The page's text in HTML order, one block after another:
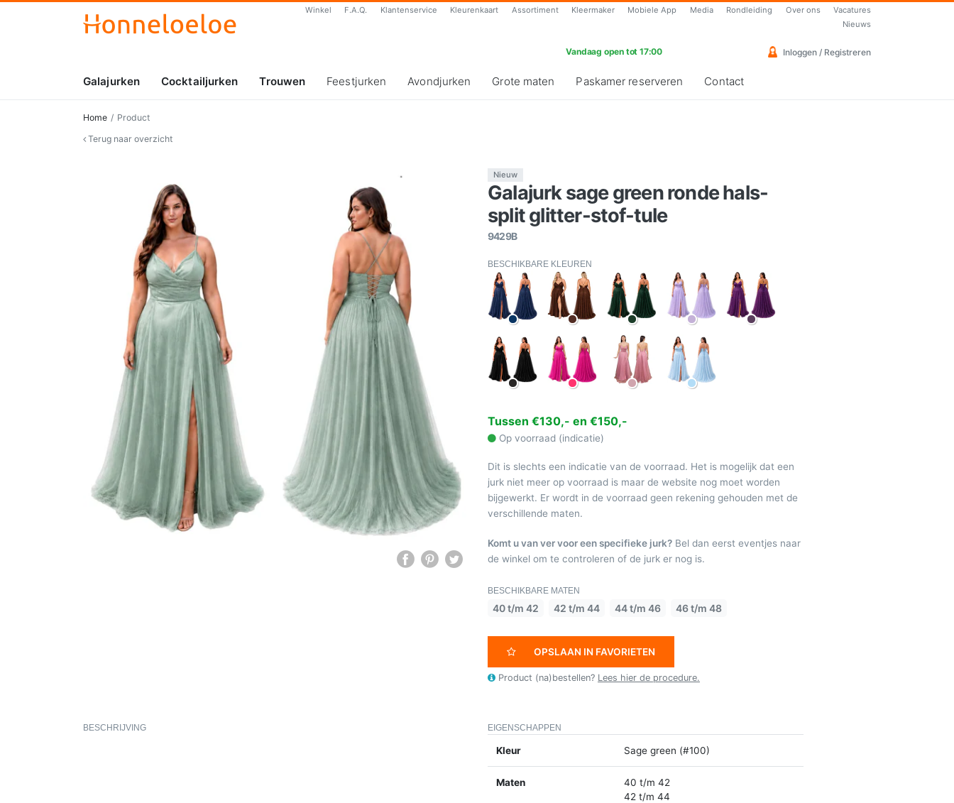
Winkel F.A.Q. Klantenservice Kleurenkaart Assortiment Kleermaker Mobiele App Media Rondleiding Over ons
Vacatures
Nieuws
Vandaag open tot 17:00 Inloggen / Registreren
Galajurken Cocktailjurken Trouwen Feestjurken Avondjurken Grote maten Paskamer reserveren Contact
Home
Product
Terug naar overzicht
Nieuw
Galajurk sage green ronde hals-
split glitter-stof-tule
9429B
BESCHIKBARE KLEUREN
Tussen €130,- en €150,-
Op voorraad (indicatie)
Dit is slechts een indicatie van de voorraad. Het is mogelijk dat een
jurk niet meer op voorraad is maar de website nog moet worden
bijgewerkt. Er wordt in de voorraad geen rekening gehouden met de
verschillende maten.
Komt u van ver voor een specifieke jurk? Bel dan eerst eventjes naar
de winkel om te controleren of de jurk er nog is.
BESCHIKBARE MATEN
40 t/m 42 42 t/m 44 44 t/m 46 46 t/m 48
OPSLAAN IN FAVORIETEN
Product (na)bestellen? Lees hier de procedure.
BESCHRIJVING EIGENSCHAPPEN
Kleur Sage green (#100)
Maten
40 t/m 42
42 t/m 44